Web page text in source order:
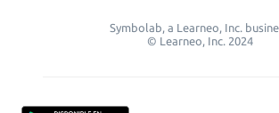
Symbolab, a Learneo, Inc.
© Learneo, Inc. 2024